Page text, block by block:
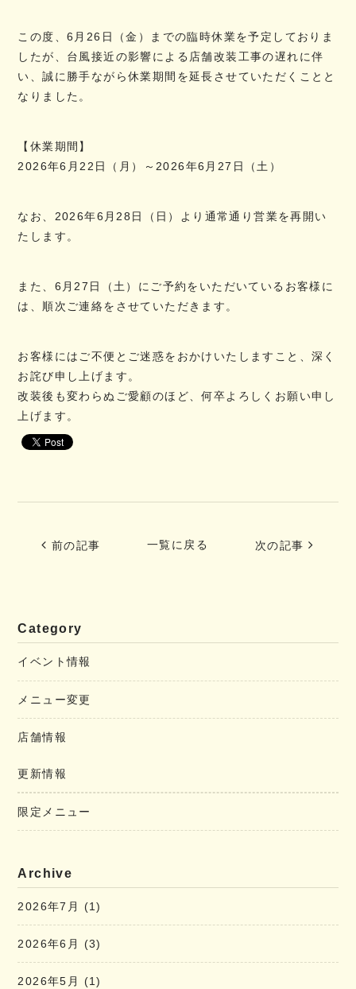
この度、6月26日（金）までの臨時休業を予定しておりま
したが、台風接近の影響による店舗改装工事の遅れに伴
い、誠に勝手ながら休業期間を延長させていただくことと
なりました。
【休業期間】
2026年6月22日（月）～2026年6月27日（土）
なお、2026年6月28日（日）より通常通り営業を再開い
たします。
また、6月27日（土）にご予約をいただいているお客様に
は、順次ご連絡をさせていただきます。
お客様にはご不便とご迷惑をおかけいたしますこと、深く
お詫び申し上げます。
改装後も変わらぬご愛顧のほど、何卒よろしくお願い申し
上げます。
前の記事 一覧に戻る 次の記事
Category
イベント情報
メニュー変更
店舗情報
更新情報
限定メニュー
Archive
2026年7月 (1)
2026年6月 (3)
2026年5月 (1)